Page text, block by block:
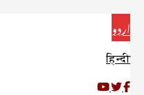
اردو
हिन्दी